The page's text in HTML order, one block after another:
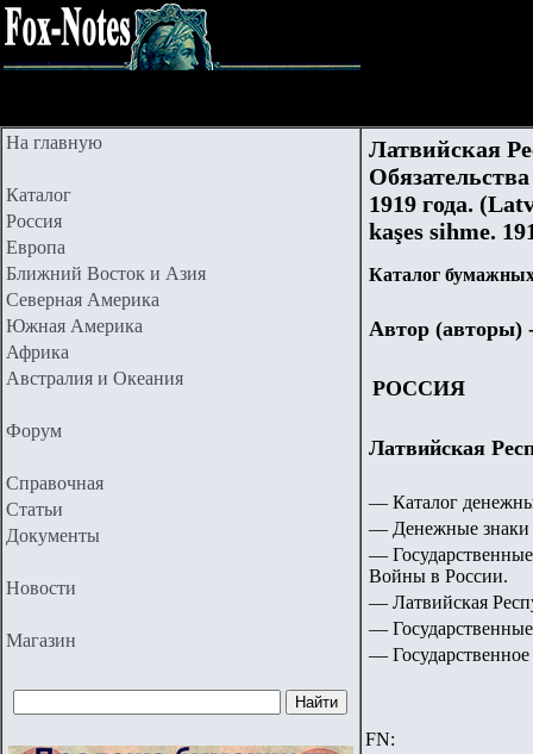
На главную
Каталог
Россия
Европа
Ближний Восток и Азия
Северная Америка
Южная Америка
Африка
Австралия и Океания
Форум
Справочная
Статьи
Документы
Новости
Магазин
Латвийская
1919 года.
kaşes sihme.
Каталог
Автор (авторы)
РОССИЯ
Латвийская
— Каталог
— Денежные знаки
—
Войны в России.
— Латвийская
—
—
FN: